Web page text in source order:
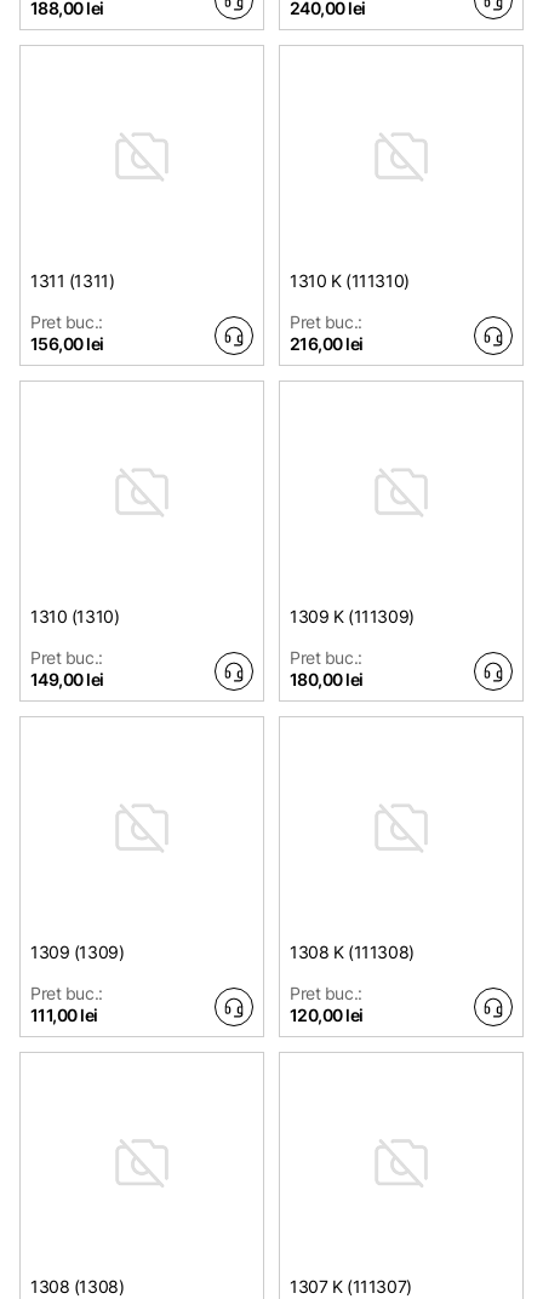
188,00 lei 240,00 lei
1311 (1311)
Pret buc.:
156,00 lei
1310 K (111310)
Pret buc.:
216,00 lei
1310 (1310)
Pret buc.:
149,00 lei
1309 K (111309)
Pret buc.:
180,00 lei
1309 (1309)
Pret buc.:
111,00 lei
1308 K (111308)
Pret buc.:
120,00 lei
1308 (1308)
1307 K (111307)